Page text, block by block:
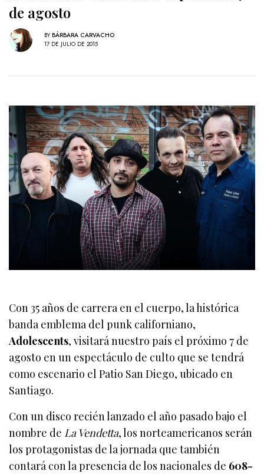
de agosto
BY BÁRBARA CARVACHO
17 DE JULIO DE 2015
Con 35 años de carrera en el cuerpo, la histórica
banda emblema del punk californiano,
Adolescents, visitará nuestro país el próximo 7 de
agosto en un espectáculo de culto que se tendrá
como escenario el Patio San Diego, ubicado en
Santiago.
Con un disco recién lanzado el año pasado bajo el
nombre de La Vendetta, los norteamericanos serán
los protagonistas de la jornada que también
contará con la presencia de los nacionales de 608-